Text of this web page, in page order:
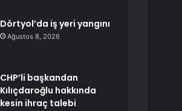
Dörtyol’da iş yeri yangını
Ağustos 8, 2026
CHP’li başkandan
Kılıçdaroğlu hakkında
kesin ihraç talebi